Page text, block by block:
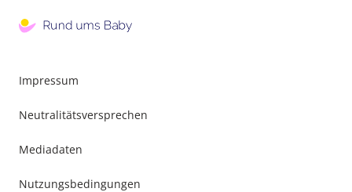
Impressum
Neutralitätsversprechen
Mediadaten
Nutzungsbedingungen